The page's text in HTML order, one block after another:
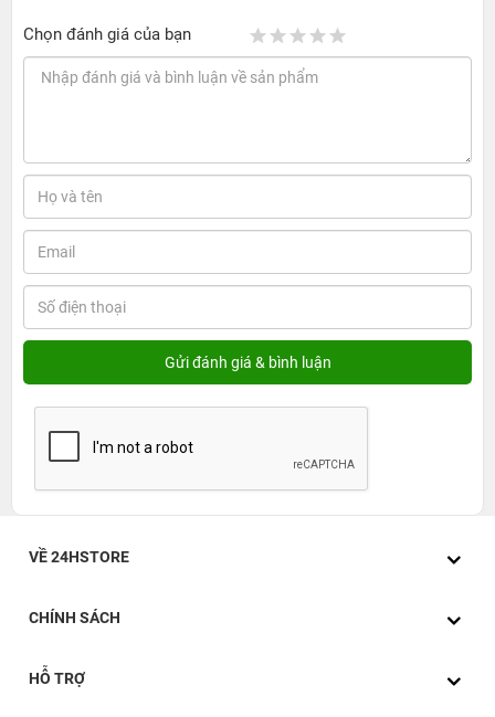
Chọn đánh giá của bạn
VỀ 24HSTORE
CHÍNH SÁCH
HỖ TRỢ